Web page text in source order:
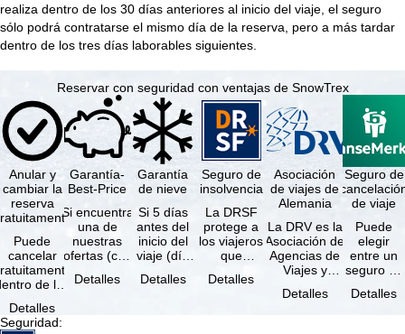
realiza dentro de los 30 días anteriores al inicio del viaje, el seguro
sólo podrá contratarse el mismo día de la reserva, pero a más tardar
dentro de los tres días laborables siguientes.
Reservar con seguridad con ventajas de SnowTrex
Anular y
cambiar la
reserva
Puede
cancelar
de los
a
reserva, …
Detalles
Garantía-
Best-Price
Si encuentra
una de
nuestras
ofertas (con
prestaciones
Detalles
Garantía
de nieve
Si 5 días
antes del
inicio del
viaje (día
ninguna de
Detalles
Seguro de
insolvencia
La DRSF
protege a
los viajeros
que
viaje
Detalles
Asociación
de viajes de
Alemania
La DRV es la
Asociación de
Agencias de
Viajes y
más grande
Detalles
Seguro de
de viaje
Puede
elegir
entre un
seguro de
de viaje
Detalles
Seguridad: